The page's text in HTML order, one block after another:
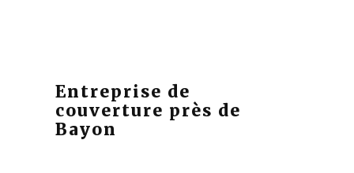
Entreprise de
couverture près de
Bayon